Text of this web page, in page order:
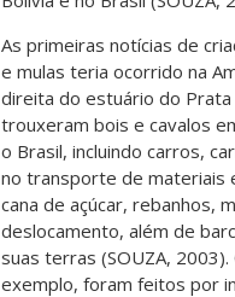
As primeiras notícias de
e mulas teria ocorrido na
direita do estuário do
trouxeram bois e cavalos
o Brasil, incluindo carros,
no transporte de materiais
cana de açúcar, rebanhos,
deslocamento, além de
suas terras (SOUZA,
exemplo, foram feitos por